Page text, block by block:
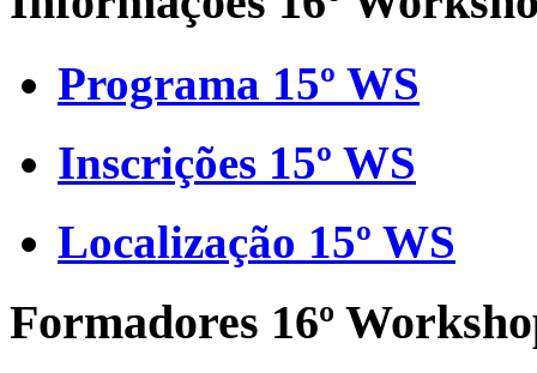
Programa 15º WS
Inscrições 15º WS
Localização 15º WS
Formadores 16º